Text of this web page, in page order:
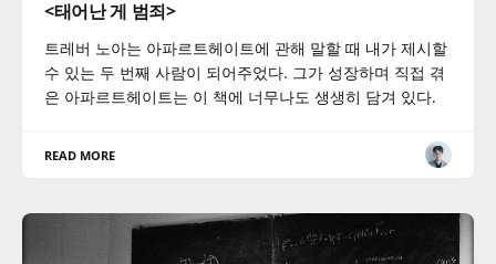
<태어난 게 범죄>
트레버 노아는 아파르트헤이트에 관해 말할 때 내가 제시할
수 있는 두 번째 사람이 되어주었다. 그가 성장하며 직접 겪
은 아파르트헤이트는 이 책에 너무나도 생생히 담겨 있다.
READ MORE